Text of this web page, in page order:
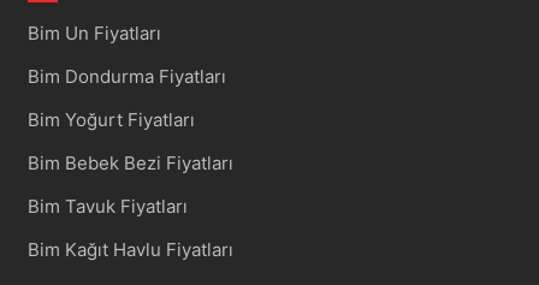
Bim Un Fiyatları
Bim Dondurma Fiyatları
Bim Yoğurt Fiyatları
Bim Bebek Bezi Fiyatları
Bim Tavuk Fiyatları
Bim Kağıt Havlu Fiyatları